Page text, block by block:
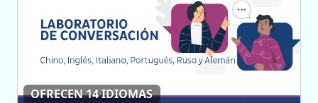
OFRECEN 14 IDIOMAS